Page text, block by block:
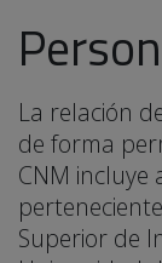
La relación
de forma
CNM incluye
Superior de